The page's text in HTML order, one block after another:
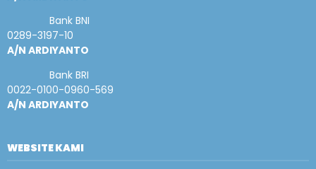
Bank BNI
0289-3197-10
A/N ARDIYANTO
Bank BRI
0022-0100-0960-569
A/N ARDIYANTO
WEBSITE KAMI